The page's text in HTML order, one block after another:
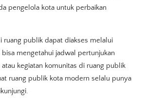
pengelola kota untuk perbaikan
ruang publik dapat diakses melalui
mengetahui jadwal pertunjukan
kegiatan komunitas di ruang publik
ruang publik kota modern selalu punya